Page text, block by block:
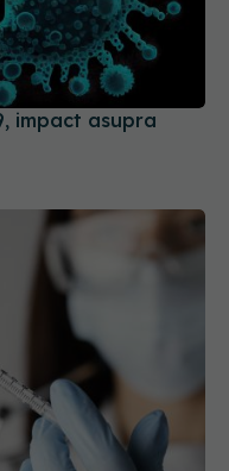
impact asupra
incidența AVC-urilor